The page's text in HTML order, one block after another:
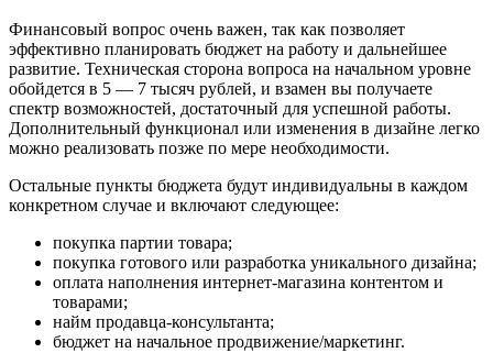
Финансовый вопрос очень важен, так как позволяет
эффективно планировать бюджет на работу и дальнейшее
развитие. Техническая сторона вопроса на начальном уровне
обойдется в 5 — 7 тысяч рублей, и взамен вы получаете
спектр возможностей, достаточный для успешной работы.
Дополнительный функционал или изменения в дизайне легко
можно реализовать позже по мере необходимости.
Остальные пункты бюджета будут индивидуальны в каждом
конкретном случае и включают следующее:
покупка партии товара;
покупка готового или разработка уникального дизайна;
оплата наполнения интернет-магазина контентом и
товарами;
найм продавца-консультанта;
бюджет на начальное продвижение/маркетинг.